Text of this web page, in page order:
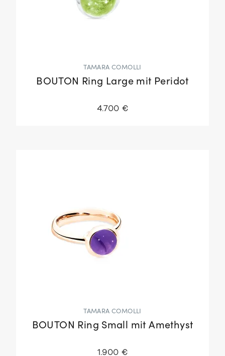
TAMARA COMOLLI
BOUTON Ring Large mit Peridot
4.700 €
TAMARA COMOLLI
BOUTON Ring Small mit Amethyst
1.900 €